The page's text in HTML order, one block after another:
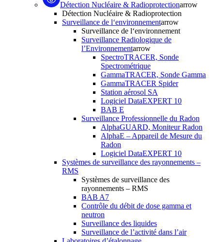
Détection Nucléaire & Radioprotectionarrow
Détection Nucléaire & Radioprotection
Surveillance de l‘environnementarrow
Surveillance de l‘environnement
Surveillance Radiologique de
l’Environnementarrow
SpectroTRACER, Sonde
Spectrométrique
GammaTRACER, Sonde Gamma
GammaTRACER Spider
Station aérosol SA
Logiciel DataEXPERT 10
BAB E
Surveillance Professionnelle du Radon
AlphaGUARD, Moniteur Radon
AlphaE – Appareil de Mesure du
Radon
Logiciel DataEXPERT 10
Systèmes de surveillance des rayonnements –
RMS
Systèmes de surveillance des
rayonnements – RMS
BAB A7
Contrôle du débit de dose gamma et
neutron
Surveillance des liquides
Surveillance de l’activité dans l’air